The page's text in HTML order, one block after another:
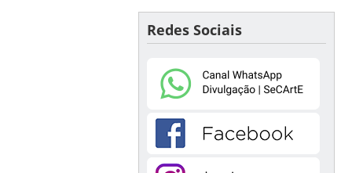
Redes Sociais